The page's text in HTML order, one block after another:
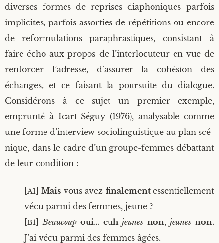
diverses formes de reprises dia­pho­niques par­fois
impli­cites, par­fois assor­ties de répé­ti­tions ou encore
de refor­mu­la­tions para­phras­tiques, consis­tant à
faire écho aux pro­pos de l’interlocuteur en vue de
ren­for­cer l’adresse, d’assurer la cohé­sion des
échanges, et ce fai­sant la pour­suite du dia­logue.
Consi­dé­rons à ce sujet un pre­mier exemple,
emprun­té à Icart-Séguy (1976), ana­ly­sable comme
une forme d’interview socio­lin­guis­tique au plan scé­
nique, dans le cadre d’un groupe-femmes débat­tant
de leur condition :
A1 ]Mais vous avez fina­le­mentessen­tiel­le­ment
vécu par­mi des femmes, jeune ?
B1 ]Beau­coup oui… euh jeunes non,jeunes non.
J’ai vécu par­mi des femmes âgées.